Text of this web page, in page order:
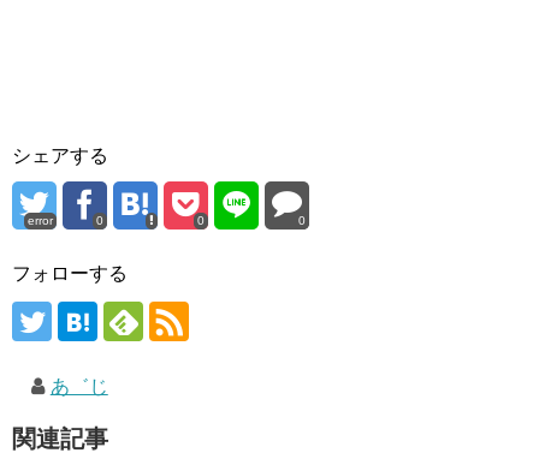
シェアする
error 0 0 0
フォローする
あ゛じ
関連記事